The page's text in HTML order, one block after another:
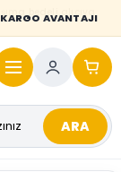
AVANTAJI
bedeli alıcıya
ARA